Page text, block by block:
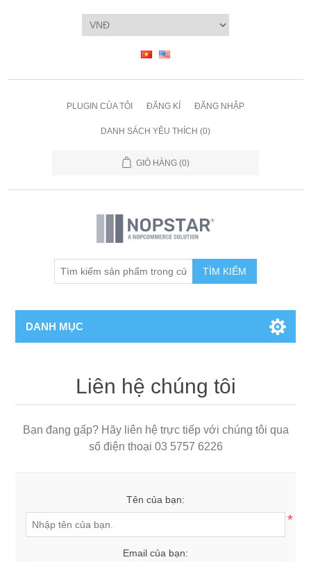
PLUGIN CỦA TÔI ĐĂNG KÍ ĐĂNG NHẬP
DANH SÁCH YÊU THÍCH (0)
GIỎ HÀNG (0)
TÌM KIẾM
DANH MỤC
Liên hệ chúng tôi
Bạn đang gấp? Hãy liên hệ trực tiếp với chúng tôi qua
số điện thoại 03 5757 6226
Tên của bạn:
*
Email của bạn: